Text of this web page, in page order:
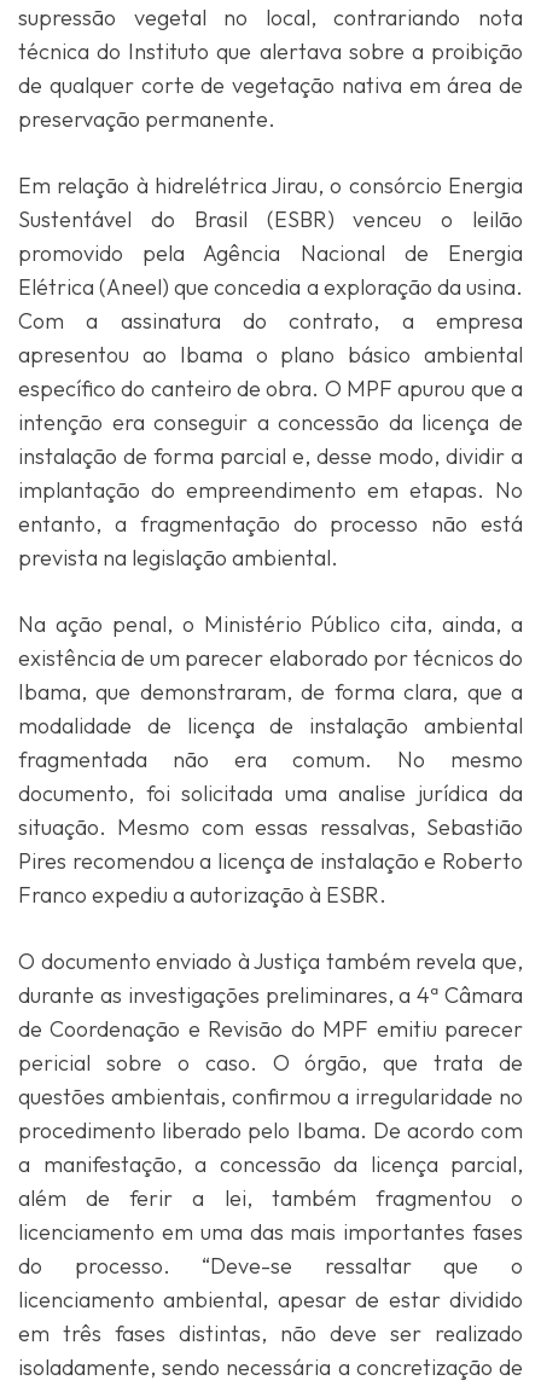
supressão vegetal no local, contrariando nota
técnica do Instituto que alertava sobre a proibição
de qualquer corte de vegetação nativa em área de
preservação permanente.
Em relação à hidrelétrica Jirau, o consórcio Energia
Sustentável do Brasil (ESBR) venceu o leilão
promovido pela Agência Nacional de Energia
Elétrica (Aneel) que concedia a exploração da usina.
Com a assinatura do contrato, a empresa
apresentou ao Ibama o plano básico ambiental
específico do canteiro de obra. O MPF apurou que a
intenção era conseguir a concessão da licença de
instalação de forma parcial e, desse modo, dividir a
implantação do empreendimento em etapas. No
entanto, a fragmentação do processo não está
prevista na legislação ambiental.
Na ação penal, o Ministério Público cita, ainda, a
existência de um parecer elaborado por técnicos do
Ibama, que demonstraram, de forma clara, que a
modalidade de licença de instalação ambiental
fragmentada não era comum. No mesmo
documento, foi solicitada uma analise jurídica da
situação. Mesmo com essas ressalvas, Sebastião
Pires recomendou a licença de instalação e Roberto
Franco expediu a autorização à ESBR.
O documento enviado à Justiça também revela que,
durante as investigações preliminares, a 4ª Câmara
de Coordenação e Revisão do MPF emitiu parecer
pericial sobre o caso. O órgão, que trata de
questões ambientais, confirmou a irregularidade no
procedimento liberado pelo Ibama. De acordo com
a manifestação, a concessão da licença parcial,
além de ferir a lei, também fragmentou o
licenciamento em uma das mais importantes fases
do processo. “Deve-se ressaltar que o
licenciamento ambiental, apesar de estar dividido
em três fases distintas, não deve ser realizado
isoladamente, sendo necessária a concretização de